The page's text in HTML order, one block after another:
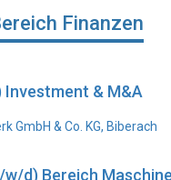
Finanzen
& M&A
GmbH & Co. KG, Biberach
d) Bereich